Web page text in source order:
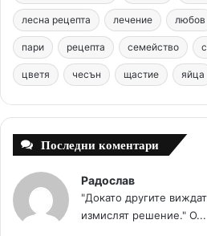
o
o
k
r
e
s
t
лесна рецепта лечение любов
пари рецепта семейство
цветя чесън щастие яйца
Последни коментари
Радослав
"Докато другите
измислят решение." О...